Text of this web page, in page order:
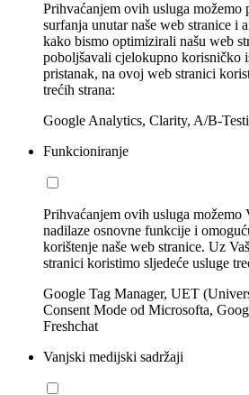
Prihvaćanjem ovih usluga možemo
surfanja unutar naše web stranice i
kako bismo optimizirali našu web
poboljšavali cjelokupno korisničko
pristanak, na ovoj web stranici
trećih strana:
Google Analytics, Clarity, A/B-
Funkcioniranje
Prihvaćanjem ovih usluga
nadilaze osnovne funkcije i
korištenje naše web stranice. Uz
stranici koristimo sljedeće usluge
Google Tag Manager, UET
Consent Mode od Microsofta,
Freshchat
Vanjski medijski sadržaji